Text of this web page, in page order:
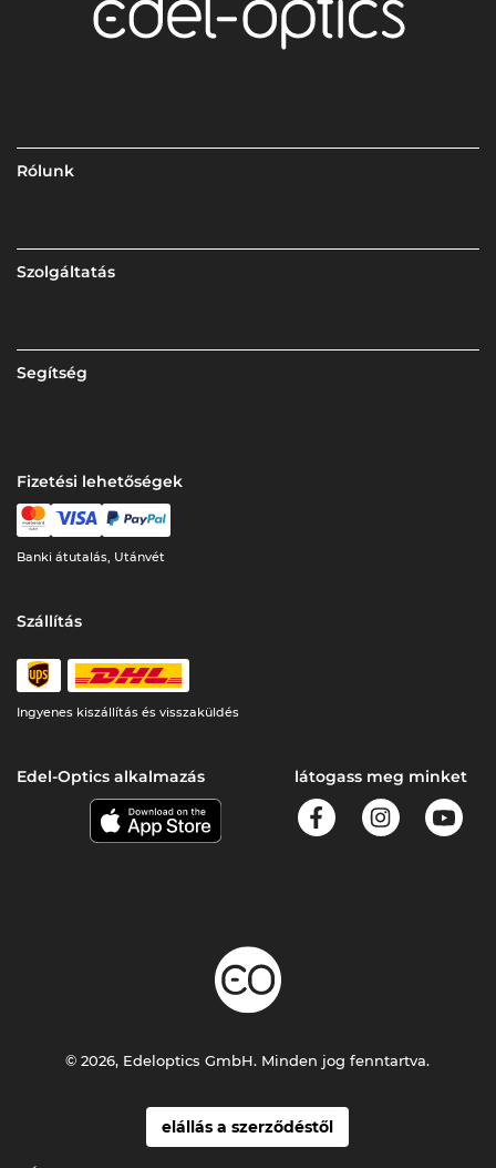
Rólunk
Szolgáltatás
Segítség
Fizetési lehetőségek
Banki átutalás, Utánvét
Szállítás
Ingyenes kiszállítás és visszaküldés
Edel-Optics alkalmazás látogass meg minket
elállás a szerződéstől
© 2026, Edeloptics GmbH. Minden jog fenntartva.